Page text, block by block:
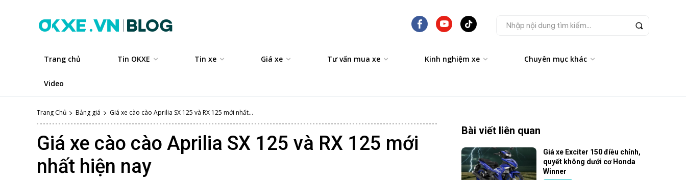
Nhập nội dung tìm kiếm...
Trang chủ Tin OKXE Tin xe Giá xe Tư vấn mua xe Kinh nghiệm xe Chuyên mục khác
Video
Trang Chủ Bảng giá Giá xe cào cào Aprilia SX 125 và RX 125 mới nhất...
Giá xe cào cào Aprilia SX 125 và RX 125 mới
nhất hiện nay
Bài viết liên quan
Giá xe Exciter 150 điều chỉnh,
quyết không dưới cơ Honda
Winner